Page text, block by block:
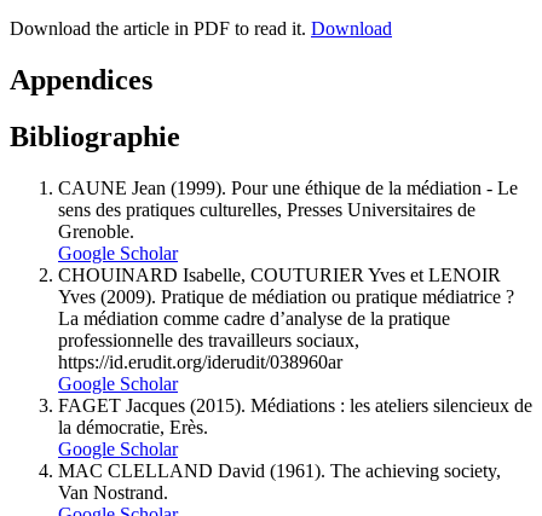
Download the article in PDF to read it. Download
Appendices
Bibliographie
CAUNE Jean (1999). Pour une éthique de la médiation - Le
sens des pratiques culturelles, Presses Universitaires de
Grenoble.
Google Scholar
CHOUINARD Isabelle, COUTURIER Yves et LENOIR
Yves (2009). Pratique de médiation ou pratique médiatrice ?
La médiation comme cadre d’analyse de la pratique
professionnelle des travailleurs sociaux,
https://id.erudit.org/iderudit/038960ar
Google Scholar
FAGET Jacques (2015). Médiations : les ateliers silencieux de
la démocratie, Erès.
Google Scholar
MAC CLELLAND David (1961). The achieving society,
Van Nostrand.